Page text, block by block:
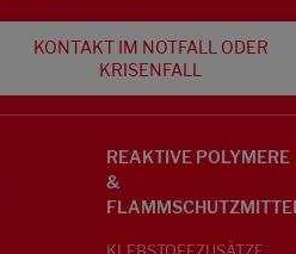
KONTAKT IM NOTFALL ODER
KRISENFALL
REAKTIVE POLYMERE
&